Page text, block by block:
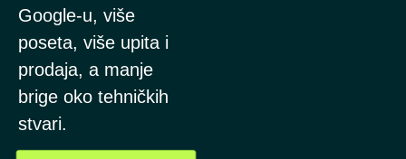
Google-u, više
poseta, više upita i
prodaja, a manje
brige oko tehničkih
stvari.